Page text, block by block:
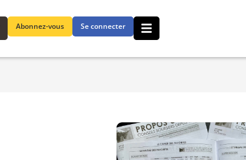
Abonnez-vous Se connecter